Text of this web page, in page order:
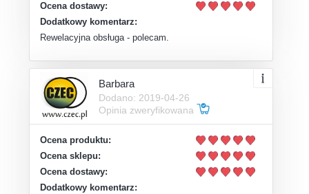
Ocena dostawy:
Dodatkowy komentarz:
Rewelacyjna obsługa - polecam.
Barbara
Dodano: 2019-04-26
Opinia zweryfikowana
Ocena produktu:
Ocena sklepu:
Ocena dostawy:
Dodatkowy komentarz: